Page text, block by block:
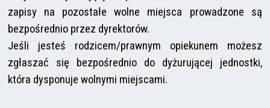
zapisy na pozostałe wolne miejsca prowadzone są
bezpośrednio przez dyrektorów.
Jeśli jesteś rodzicem/prawnym opiekunem możesz
zgłaszać się bezpośrednio do dyżurującej jednostki,
która dysponuje wolnymi miejscami.